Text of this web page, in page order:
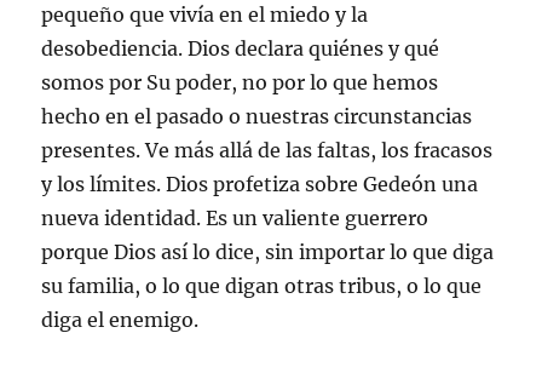
pequeño que vivía en el miedo y la
desobediencia. Dios declara quiénes y qué
somos por Su poder, no por lo que hemos
hecho en el pasado o nuestras circunstancias
presentes. Ve más allá de las faltas, los fracasos
y los límites. Dios profetiza sobre Gedeón una
nueva identidad. Es un valiente guerrero
porque Dios así lo dice, sin importar lo que diga
su familia, o lo que digan otras tribus, o lo que
diga el enemigo.